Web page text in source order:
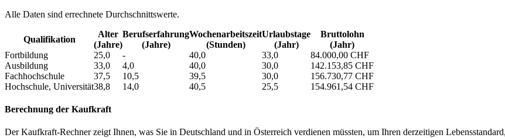
Alle Daten sind errechnete Durchschnittswerte.
Qualifikation
Alter
(Jahre)
Berufs­erfahrung
(Jahre)
Wochen­arbeitszeit
(Stunden)
Urlaubs­tage
(Jahr)
Bruttolohn
(Jahr)
Fortbildung
25,0 - 40,0 33,0
84.000,00 CHF
Ausbildung
33,0 4,0 40,0 30,0
142.153,85 CHF
Fachhochschule
37,5 10,5 39,5 30,0
156.730,77 CHF
Hochschule, Universität38,8 14,0 40,5 25,5 154.961,54 CHF
Berechnung der Kaufkraft
Der Kaufkraft-Rechner zeigt Ihnen, was Sie in Deutschland und in Österreich verdienen müssten, um Ihren derzeitigen